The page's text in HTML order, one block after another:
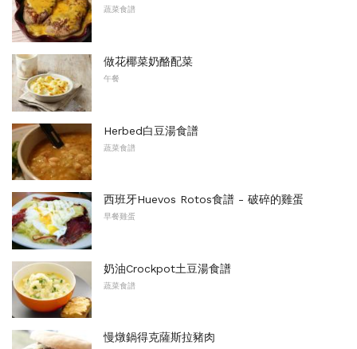
蔬菜食譜
做花椰菜奶酪配菜
午餐
Herbed白豆湯食譜
蔬菜食譜
西班牙Huevos Rotos食譜 - 破碎的雞蛋
早餐雞蛋
奶油Crockpot土豆湯食譜
蔬菜食譜
慢燉鍋得克薩斯拉豬肉